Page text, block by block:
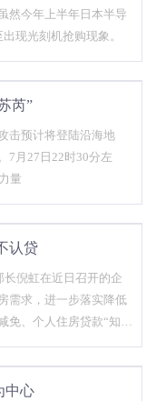
然今年上半年日本半导
现光刻机抢购现象。
芮”
击预计将登陆沿海地
7月27日22时30分左
量
认贷
倪虹在近日召开的企
需求，进一步落实降低
免、个人住房贷款“知房
作，加快建设项目交
中心